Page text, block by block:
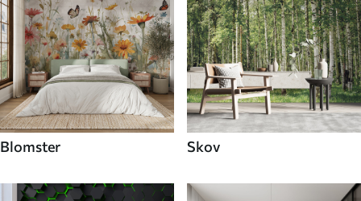
Blomster Skov